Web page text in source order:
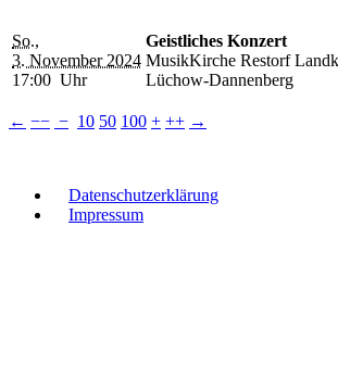
So.,
3. November 2024
17:00 Uhr
Geistliches Konzert
MusikKirche Restorf
Lüchow-Dannenberg
← −− − 10 50 100 + ++ →
Datenschutzerklärung
Impressum